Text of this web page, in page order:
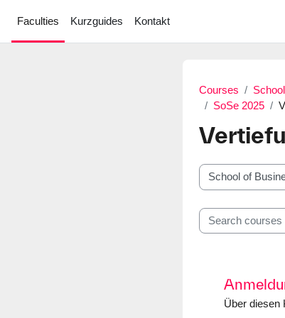
Faculties
Kurzguides Kontakt
Courses
SoSe 2025
Course categories
Search courses
Über diesen